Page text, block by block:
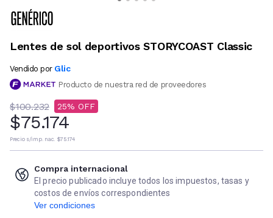
Lentes de sol deportivos STORYCOAST Classic
Vendido por Glic
Producto de nuestra red de proveedores
$100.232 25
$75.174
Precio s/imp. nac. $75.174
Compra internacional
El precio publicado incluye todos los impuestos, tasas y
costos de envíos correspondientes
Ver condiciones